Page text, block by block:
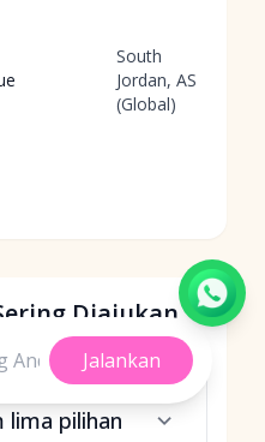
South
Jordan, AS
(Global)
Diajukan
mana
lima pilihan
Jalankan